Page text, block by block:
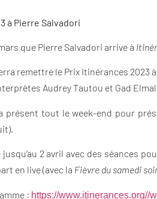
à Pierre Salvadori
que Pierre Salvadori arrive à
remettre le Prix Itinérances
Audrey Tautou et Gad
présent tout le week-end pour
2 avril avec des séances
en live (avec la Fièvre du samedi
: https://www.itinerances.org//